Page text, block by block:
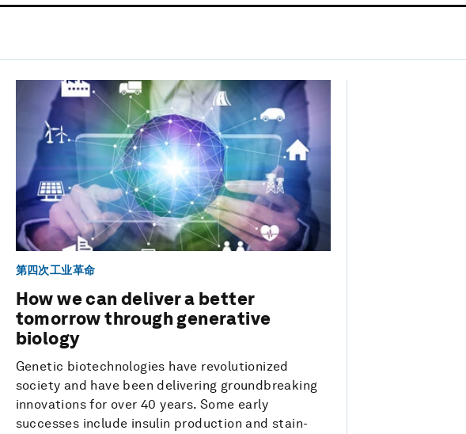
第四次工业革命
How we can deliver a better
tomorrow through generative
biology
Genetic biotechnologies have revolutionized
society and have been delivering groundbreaking
innovations for over 40 years. Some early
successes include insulin production and stain-